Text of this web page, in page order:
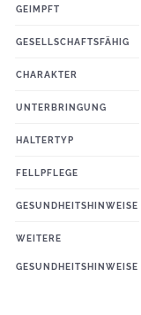
GEIMPFT
GESELLSCHAFTSFÄHIG
CHARAKTER
UNTERBRINGUNG
HALTERTYP
FELLPFLEGE
GESUNDHEITSHINWEISE
WEITERE
GESUNDHEITSHINWEISE